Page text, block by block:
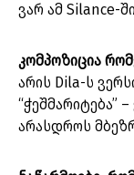
ვარ ამ Silance-
კომპოზიცია
არის Dila-ს
“ჭეშმარიტება”
არასდროს